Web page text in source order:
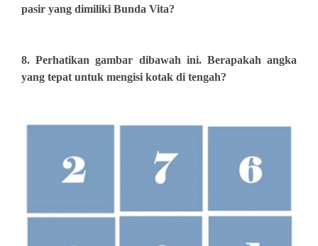
pasir yang dimiliki Bunda Vita?
8. Perhatikan gambar dibawah ini. Berapakah angka
yang tepat untuk mengisi kotak di tengah?